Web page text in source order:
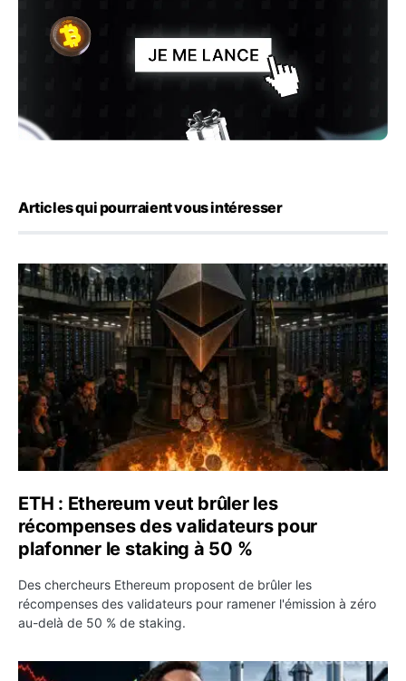
Articles qui pourraient vous intéresser
ETH : Ethereum veut brûler les récompenses des
ETH : Ethereum veut brûler les
récompenses des validateurs pour
plafonner le staking à 50 %
Des chercheurs Ethereum proposent de brûler les
récompenses des validateurs pour ramener l'émission à zéro
au-delà de 50 % de staking.
SPCX : SpaceX publie 7,8 milliards de dollars de